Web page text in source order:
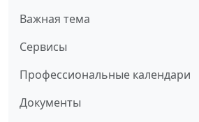
Важная тема
Сервисы
Профессиональные календари
Документы